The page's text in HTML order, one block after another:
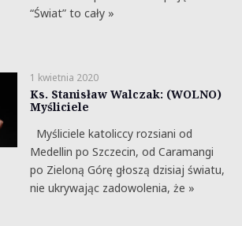
“Świat” to cały »
1 kwietnia 2020
Ks. Stanisław Walczak: (WOLNO)
Myśliciele
Myśliciele katoliccy rozsiani od
Medellin po Szczecin, od Caramangi
po Zieloną Górę głoszą dzisiaj światu,
nie ukrywając zadowolenia, że »